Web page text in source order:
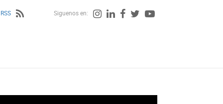
Siguenos en: